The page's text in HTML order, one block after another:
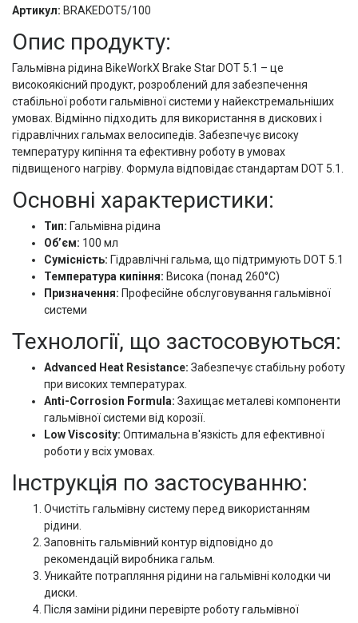
Артикул: BRAKEDOT5/100
Опис продукту:
Гальмівна рідина BikeWorkX Brake Star DOT 5.1 – це
високоякісний продукт, розроблений для забезпечення
стабільної роботи гальмівної системи у найекстремальніших
умовах. Відмінно підходить для використання в дискових і
гідравлічних гальмах велосипедів. Забезпечує високу
температуру кипіння та ефективну роботу в умовах
підвищеного нагріву. Формула відповідає стандартам DOT 5.1.
Основні характеристики:
Тип: Гальмівна рідина
Об’єм: 100 мл
Сумісність: Гідравлічні гальма, що підтримують DOT 5.1
Температура кипіння: Висока (понад 260°C)
Призначення: Професійне обслуговування гальмівної
системи
Технології, що застосовуються:
Advanced Heat Resistance: Забезпечує стабільну роботу
при високих температурах.
Anti-Corrosion Formula: Захищає металеві компоненти
гальмівної системи від корозії.
Low Viscosity: Оптимальна в'язкість для ефективної
роботи у всіх умовах.
Інструкція по застосуванню:
Очистіть гальмівну систему перед використанням
рідини.
Заповніть гальмівний контур відповідно до
рекомендацій виробника гальм.
Уникайте потрапляння рідини на гальмівні колодки чи
диски.
Після заміни рідини перевірте роботу гальмівної